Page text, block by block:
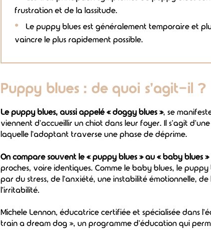
frustration et de la lassitude.
Le puppy blues est généralement temporaire et
vaincre le plus rapidement possible.
Puppy blues : de quoi s'agit-il ?
Le puppy blues, aussi appelé « doggy blues », se
viennent d'accueillir un chiot dans leur foyer. Il s'agit
laquelle l'adoptant traverse une phase de déprime.
On compare souvent le « puppy blues » au « baby blues »
proches, voire identiques. Comme le baby blues, le puppy
par du stress, de l'anxiété, une instabilité émotionnelle,
l'irritabilité.
Michele Lennon, éducatrice certifiée et spécialisée dans
train a dream dog », un programme d'éducation qui